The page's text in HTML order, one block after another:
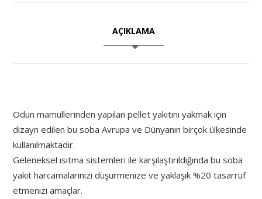
AÇIKLAMA
Odun mamüllerinden yapılan pellet yakıtını yakmak için
dizayn edilen bu soba Avrupa ve Dünyanın birçok ülkesinde
kullanılmaktadır.
Geleneksel ısıtma sistemleri ile karşılaştırıldığında bu soba
yakıt harcamalarınızı düşürmenize ve yaklaşık %20 tasarruf
etmenizi amaçlar.